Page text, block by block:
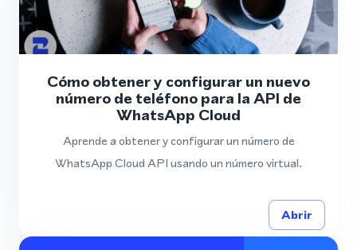
Cómo obtener y configurar un nuevo
número de teléfono para la API de
WhatsApp Cloud
Aprende a obtener y configurar un número de
WhatsApp Cloud API usando un número virtual.
Abrir